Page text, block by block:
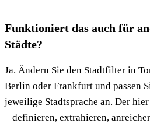
Funktioniert das auch für
Städte?
Ja. Ändern Sie den Stadtfilter in
Berlin oder Frankfurt und passen
jeweilige Stadtsprache an. Der
– definieren, extrahieren,